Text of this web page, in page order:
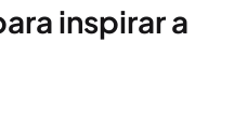
inspirar a